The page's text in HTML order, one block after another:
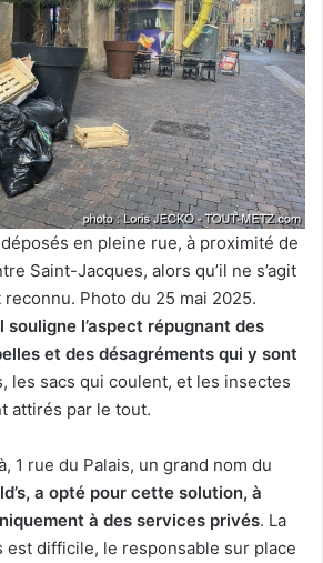
en pleine rue, à proximité de
Saint-Jacques, alors qu’il ne s’agit
reconnu. Photo du 25 mai 2025.
souligne l’aspect répugnant des
et des désagréments qui y sont
les sacs qui coulent, et les insectes
attirés par le tout.
1 rue du Palais, un grand nom du
a opté pour cette solution, à
à des services privés. La
est difficile, le responsable sur place